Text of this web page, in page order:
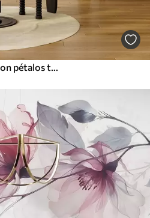
Flores elegantes y ligeras, con pétalos translúcidos en capas y tallos largos y delicados